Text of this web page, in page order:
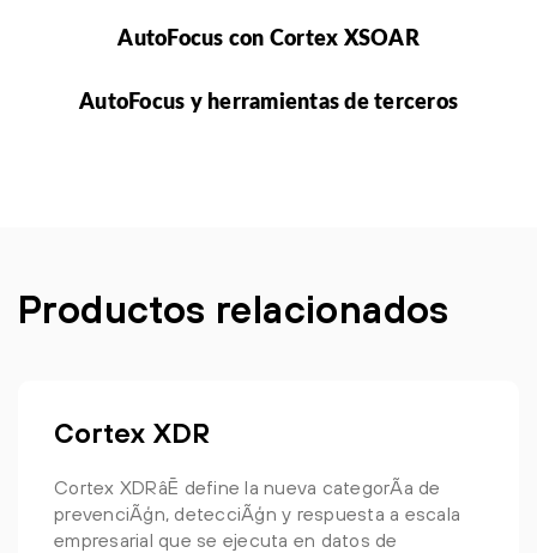
AutoFocus con Cortex XSOAR
AutoFocus y herramientas de terceros
Productos relacionados
Cortex XDR
Cortex XDRâĒ define la nueva categorÃ­a de
prevenciÃģn, detecciÃģn y respuesta a escala
empresarial que se ejecuta en datos de